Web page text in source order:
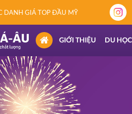
DANH GIÁ TOP ĐẦU MỸ
(CURRENT)
GIỚI THIỆU DU